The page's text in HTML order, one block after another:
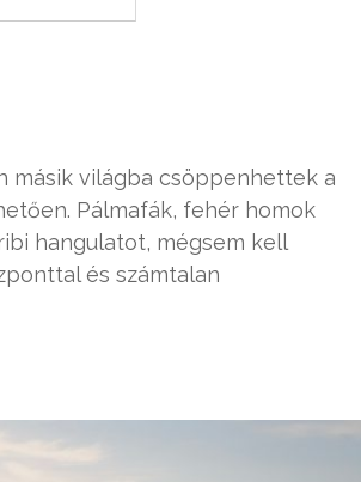
másik világba csöppenhettek a
Pálmafák, fehér homok
hangulatot, mégsem kell
és számtalan